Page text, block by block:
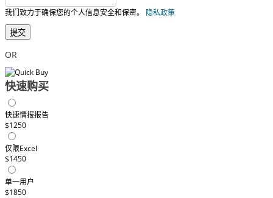
我们致力于确保您的个人信息安全和保密。 隐私政策
提交
OR
快速购买
快速情报报告
$1250
仅限Excel
$1450
单一用户
$1850